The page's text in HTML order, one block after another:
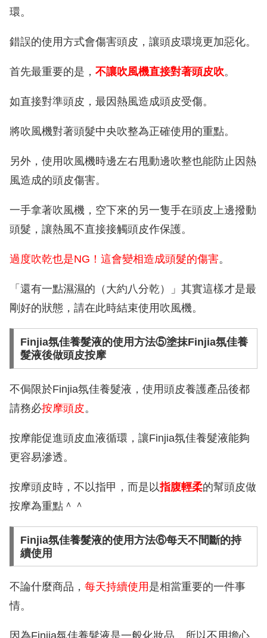
環。
錯誤的使用方式會傷害頭皮，讓頭皮環境更加惡化。
首先最重要的是， 不讓吹風機直接對著頭皮吹。
如直接對準頭皮，最因熱風造成頭皮受傷。
將吹風機對著頭髮中央吹整為正確使用的重點。
另外，使用吹風機時邊左右甩動邊吹整也能防止因熱
風造成的頭皮傷害。
一手拿著吹風機，空下來的另一隻手在頭皮上邊撥動
頭髮，讓熱風不直接接觸頭皮作保護。
過度吹乾也是NG！這會變相造成頭髮的傷害。
「還有一點濕濕的（大約八分乾）」其實這樣才是最
剛好的狀態，請在此時結束使用吹風機。
Finjia氛佳養髮液的使用方法⑤塗抹Finjia氛佳養
髮液後做頭皮按摩
不侷限於Finjia氛佳養髮液，使用頭皮養護產品後都
請務必按摩頭皮。
按摩能促進頭皮血液循環，讓Finjia氛佳養髮液能夠
更容易滲透。
按摩頭皮時，不以指甲，而是以指腹輕柔的幫頭皮做
按摩為重點＾＾
Finjia氛佳養髮液的使用方法⑥每天不間斷的持
續使用
不論什麼商品， 每天持續使用 是相當重要的一件事
情。